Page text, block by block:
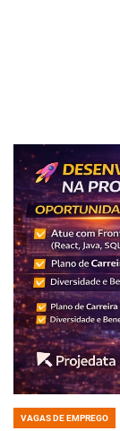
POSTED
VAGAS DE EMPREGO